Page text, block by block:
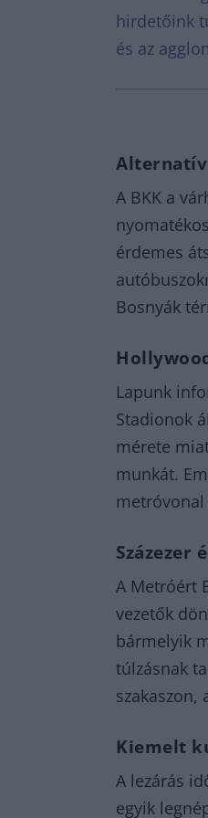
hirdetőink
és az
Alternatív
A BKK a
érdemes
Bosnyák
Lapunk
Stadionok
mérete
munkát.
metróvonal
Százezer
A Metróért
vezetők
bármelyik
túlzásnak
Kiemelt
A lezárás
egyik